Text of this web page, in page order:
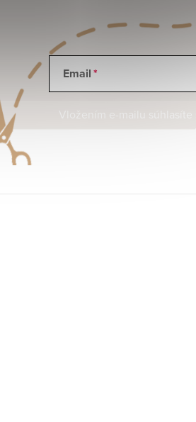
Email
Vložením e-mailu súhlasíte s